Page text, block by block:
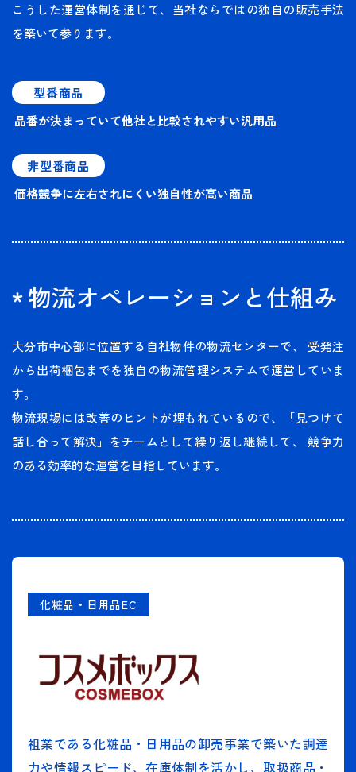
こうした運営体制を通じて、当社ならではの独自の販売手法
を築いて参ります。
型番商品
品番が決まっていて他社と比較されやすい汎用品
非型番商品
価格競争に左右されにくい独自性が高い商品
物流オペレーションと仕組み
大分市中心部に位置する自社物件の物流センターで、
受発注
から出荷梱包までを独自の物流管理システムで運営していま
す。
物流現場には改善のヒントが埋もれているので、「見つけて
話し合って解決」をチームとして繰り返し継続して、 競争力
のある効率的な運営を目指しています。
化粧品・日用品EC
祖業である化粧品・日用品の卸売事業で築いた調達
力や情報スピード、在庫体制を活かし、取扱商品・